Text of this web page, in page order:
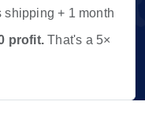
shipping + 1 month
profit. That's a 5×